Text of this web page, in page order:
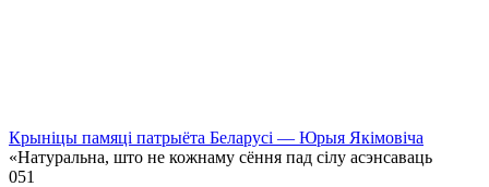
Крыніцы памяці патрыёта Беларусі — Юрыя Якімовіча
«Натуральна, што не кожнаму сёння пад сілу асэнсаваць
051